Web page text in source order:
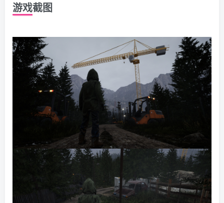
游戏截图